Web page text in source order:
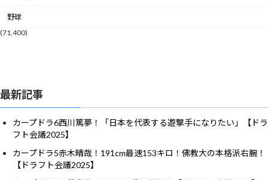
野球
(71,400)
最新記事
カープドラ6西川篤夢！「日本を代表する遊撃手になりたい」【ドラ
フト会議2025】
カープドラ5赤木晴哉！191cm最速153キロ！佛教大の本格派右腕！
【ドラフト会議2025】